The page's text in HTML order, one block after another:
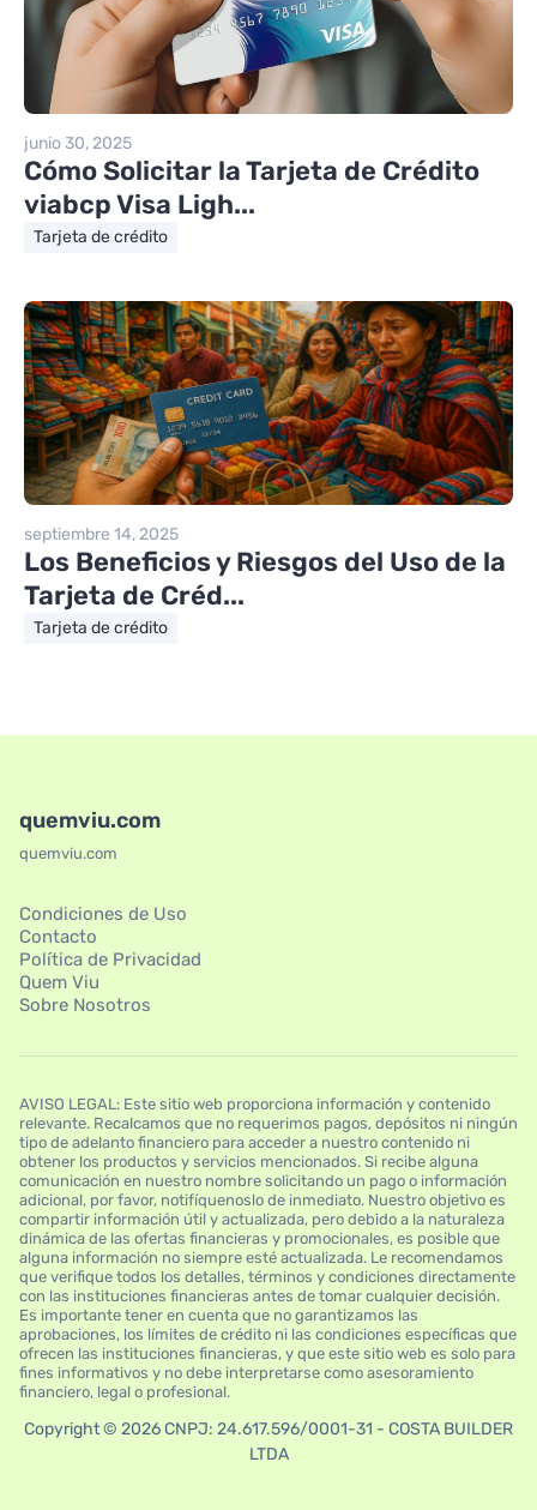
junio 30, 2025
Cómo Solicitar la Tarjeta de Crédito
viabcp Visa Ligh...
Tarjeta de crédito
septiembre 14, 2025
Los Beneficios y Riesgos del Uso de la
Tarjeta de Créd...
Tarjeta de crédito
quemviu.com
quemviu.com
Condiciones de Uso
Contacto
Política de Privacidad
Quem Viu
Sobre Nosotros
AVISO LEGAL: Este sitio web proporciona información y contenido
relevante. Recalcamos que no requerimos pagos, depósitos ni ningún
tipo de adelanto financiero para acceder a nuestro contenido ni
obtener los productos y servicios mencionados. Si recibe alguna
comunicación en nuestro nombre solicitando un pago o información
adicional, por favor, notifíquenoslo de inmediato. Nuestro objetivo es
compartir información útil y actualizada, pero debido a la naturaleza
dinámica de las ofertas financieras y promocionales, es posible que
alguna información no siempre esté actualizada. Le recomendamos
que verifique todos los detalles, términos y condiciones directamente
con las instituciones financieras antes de tomar cualquier decisión.
Es importante tener en cuenta que no garantizamos las
aprobaciones, los límites de crédito ni las condiciones específicas que
ofrecen las instituciones financieras, y que este sitio web es solo para
fines informativos y no debe interpretarse como asesoramiento
financiero, legal o profesional.
Copyright © 2026 CNPJ: 24.617.596/0001-31 - COSTA BUILDER
LTDA